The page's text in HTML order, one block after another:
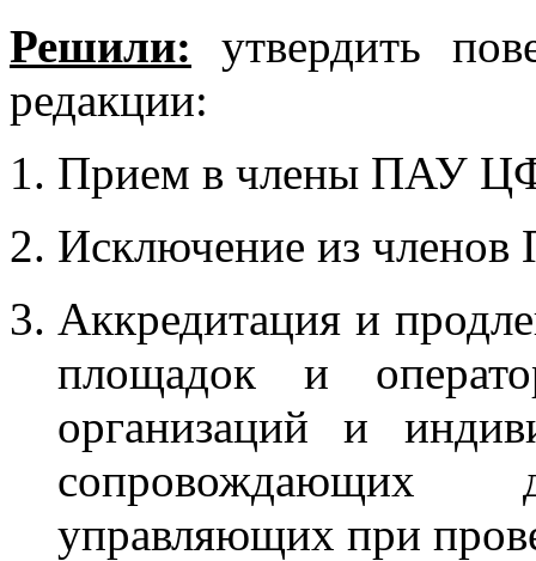
Решили: утвердить
редакции:
Прием в члены ПАУ
Исключение из
Аккредитация и
площадок и
организаций и
сопровождающих
управляющих при